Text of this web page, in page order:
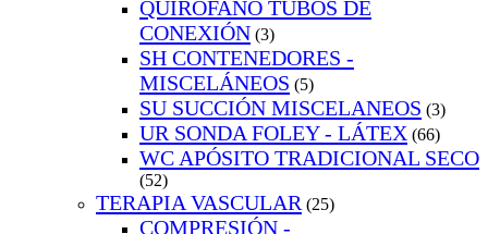
QUIRÓFANO TUBOS DE
CONEXIÓN (3)
SH CONTENEDORES -
MISCELÁNEOS (5)
SU SUCCIÓN MISCELANEOS (3)
UR SONDA FOLEY - LÁTEX (66)
WC APÓSITO TRADICIONAL SECO
(52)
TERAPIA VASCULAR (25)
COMPRESIÓN -